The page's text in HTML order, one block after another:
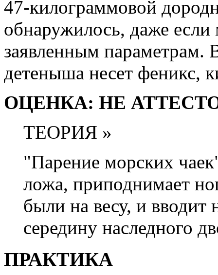
47-килограммовой
обнаружилось, даже если
заявленным параметрам.
детеныша несет феникс,
ОЦЕНКА: НЕ
ТЕОРИЯ »
"Парение морских
ложа, приподнимает
были на весу, и вводит
середину наследного
ПРАКТИКА